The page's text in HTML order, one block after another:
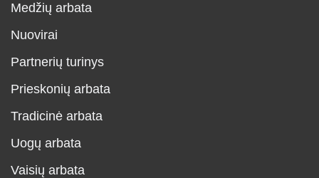
Medžių arbata
Nuovirai
Partnerių turinys
Prieskonių arbata
Tradicinė arbata
Uogų arbata
Vaisių arbata